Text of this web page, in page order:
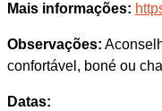
Mais informações:
Observações:
confortável, boné ou
Datas: